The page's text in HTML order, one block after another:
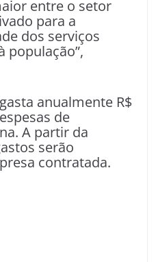
entre o setor
para a
dos serviços
população”,
anualmente R$
de
A partir da
serão
contratada.